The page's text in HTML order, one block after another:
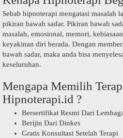
Sebab hipnoterapi mengatasi masalah
pikiran bawah sadar. Pikiran bawah
masalah, emosional, memori,
keyakinan diri berada. Dengan
bawah sadar, maka anda bisa
keseluruhan.
Mengapa Memilih
Hipnoterapi.id ?
Bersertifikat Resmi Dari
Berijin Dari Dinkes
Gratis Konsultasi Setelah Terapi